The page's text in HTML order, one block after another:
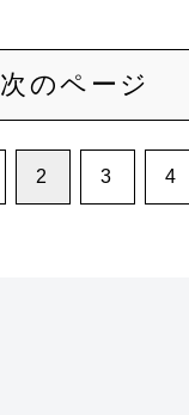
次のページ
2 3 4